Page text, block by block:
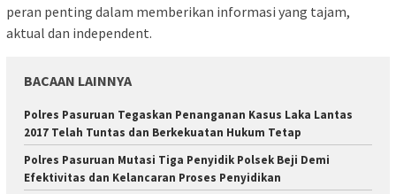
peran penting dalam memberikan informasi yang tajam,
aktual dan independent.
BACAAN LAINNYA
Polres Pasuruan Tegaskan Penanganan Kasus Laka Lantas
2017 Telah Tuntas dan Berkekuatan Hukum Tetap
Polres Pasuruan Mutasi Tiga Penyidik Polsek Beji Demi
Efektivitas dan Kelancaran Proses Penyidikan